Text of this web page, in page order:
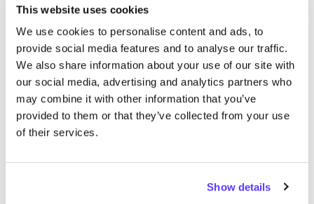
This website uses cookies
We use cookies to personalise content and ads, to
provide social media features and to analyse our traffic.
We also share information about your use of our site with
our social media, advertising and analytics partners who
may combine it with other information that you’ve
provided to them or that they’ve collected from your use
of their services.
Show details